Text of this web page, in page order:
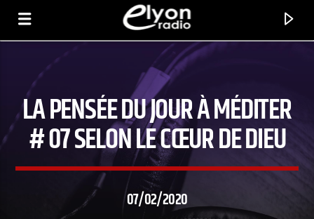
RADIO ELYON
POSITIVE ET ENCOURAGEANTE !
LA PENSÉE DU JOUR À MÉDITER
# 07 SELON LE CŒUR DE DIEU
07/02/2020